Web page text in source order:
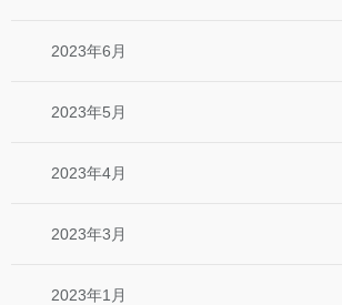
2023年6月
2023年5月
2023年4月
2023年3月
2023年1月